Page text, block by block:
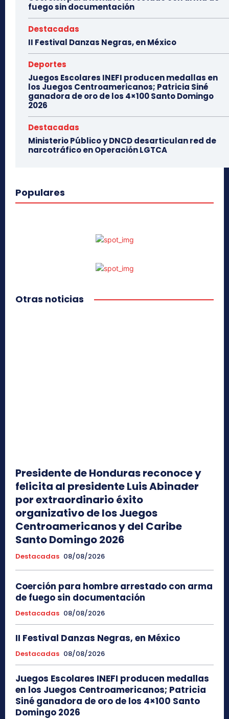
fuego sin documentación
Destacadas
II Festival Danzas Negras, en México
Deportes
Juegos Escolares INEFI producen medallas en
los Juegos Centroamericanos; Patricia Siné
ganadora de oro de los 4×100 Santo Domingo
2026
Destacadas
Ministerio Público y DNCD desarticulan red de
narcotráfico en Operación LGTCA
Populares
Otras noticias
Presidente de Honduras reconoce y
felicita al presidente Luis Abinader
por extraordinario éxito
organizativo de los Juegos
Centroamericanos y del Caribe
Santo Domingo 2026
Destacadas 08/08/2026
Coerción para hombre arrestado con arma
de fuego sin documentación
Destacadas 08/08/2026
II Festival Danzas Negras, en México
Destacadas 08/08/2026
Juegos Escolares INEFI producen medallas
en los Juegos Centroamericanos; Patricia
Siné ganadora de oro de los 4×100 Santo
Domingo 2026